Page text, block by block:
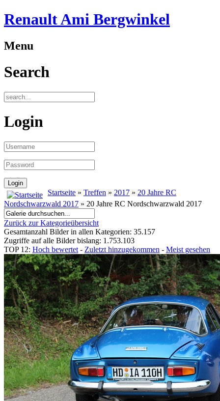
Renault Ami Bergwinkel
Menu
Search
Login
Startseite » Treffen » 2017 » 20 Jahre RC
Nordschwarzwald 2017 » 20 Jahre RC Nordschwarzwald 2017
Zurück zur Kategorieübersicht
Gesamtanzahl Bilder in allen Kategorien: 35.157
Zugriffe auf alle Bilder bislang: 1.753.103
TOP 12: Hoch bewertet - Zuletzt hinzugekommen - Meist gesehen